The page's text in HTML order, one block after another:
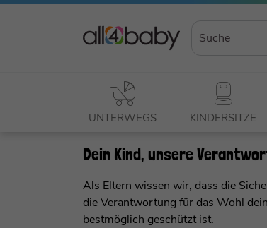
UNTERWEGS KINDERSITZE
Dein Kind, unsere
Als Eltern wissen wir, dass die
die Verantwortung für das Wohl
bestmöglich geschützt ist.